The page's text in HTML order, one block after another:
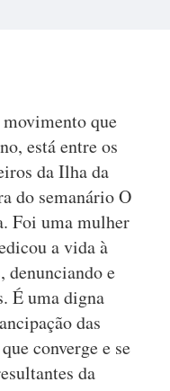
que
está entre os
da Ilha da
do semanário O
Foi uma mulher
a vida à
denunciando e
É uma digna
das
converge e se
da